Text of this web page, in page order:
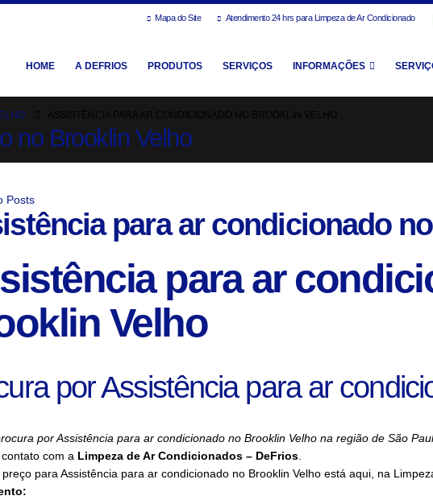
Mapa do Site Atendimento 24 hrs para Limpeza de Ar Condicionado
HOME A DEFRIOS PRODUTOS SERVIÇOS INFORMAÇÕES
no Brooklin Velho
Posts
para ar condicionado
para ar
Velho
por Assistência para ar
por Assistência para ar condicionado no Brooklin Velho na região de São
com a Limpeza de Ar Condicionados – DeFrios
para Assistência para ar condicionado no Brooklin Velho está aqui, na